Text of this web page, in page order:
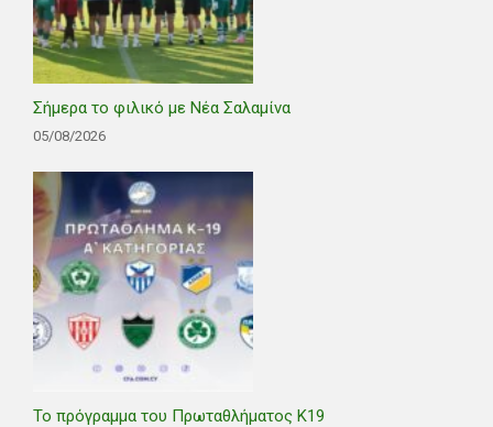
Σήμερα το φιλικό με Νέα Σαλαμίνα
05/08/2026
Το πρόγραμμα του Πρωταθλήματος Κ19